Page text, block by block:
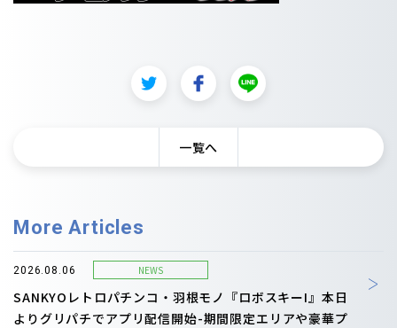
一覧へ
More Articles
2026.08.06 NEWS
SANKYOレトロパチンコ・羽根モノ『ロボスキーI』本日
よりグリパチでアプリ配信開始-期間限定エリアや豪華プ